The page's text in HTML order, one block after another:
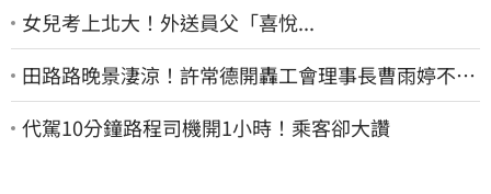
女兒考上北大！外送員父「喜悅...
田路路晚景淒涼！許常德開轟工會理事長曹雨婷不忍
了：別只包紅包慰問
代駕10分鐘路程司機開1小時！乘客卻大讚